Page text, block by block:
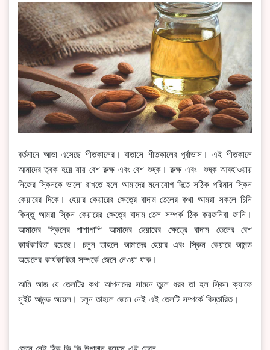
বর্তমানে আভা এসেছে শীতকালের। বাতাসে শীতকালের পূর্বাভাস। এই শীতকালে
আমাদের ত্বক হয়ে যায় বেশ রুক্ষ এবং বেশ শুষ্ক। রুক্ষ এবং শুষ্ক আবহাওয়ায়
নিজের স্কিনকে ভালো রাখতে হলে আমাদের মনোযোগ দিতে সঠিক পরিমান স্কিন
কেয়ারের দিকে। হেয়ার কেয়ারের ক্ষেত্রে বাদাম তেলের কথা আমরা সকলে চিনি
কিন্তু আমরা স্কিন কেয়ারের ক্ষেত্রে বাদাম তেল সম্পর্ক ঠিক কয়জনিবা জানি।
আমাদের স্কিনের পাশাপাশি আমাদের হেয়ারের ক্ষেত্রে বাদাম তেলের বেশ
কার্যকারিতা রয়েছে। চলুন তাহলে আমাদের হেয়ার এবং স্কিন কেয়ারে আমন্ড
অয়েলের কার্যকারিতা সম্পর্কে জেনে নেওয়া যাক।
আমি আজ যে তেলটির কথা আপনাদের সামনে তুলে ধরব তা হল স্কিন ক্যাফে
সুইট আমন্ড অয়েল। চলুন তাহলে জেনে নেই এই তেলটি সম্পর্কে বিস্তারিত।